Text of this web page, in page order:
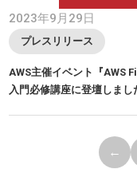
2023年9月29日
プレスリリース
AWS主催イベント『AWS
入門必修講座に登壇しまし
←